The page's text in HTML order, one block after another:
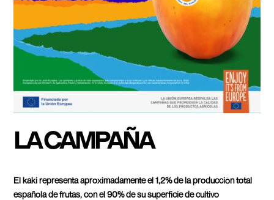
LA CAMPAÑA
El kaki representa aproximadamente el 1,2% de la producción total
española de frutas, con el 90% de su superficie de cultivo